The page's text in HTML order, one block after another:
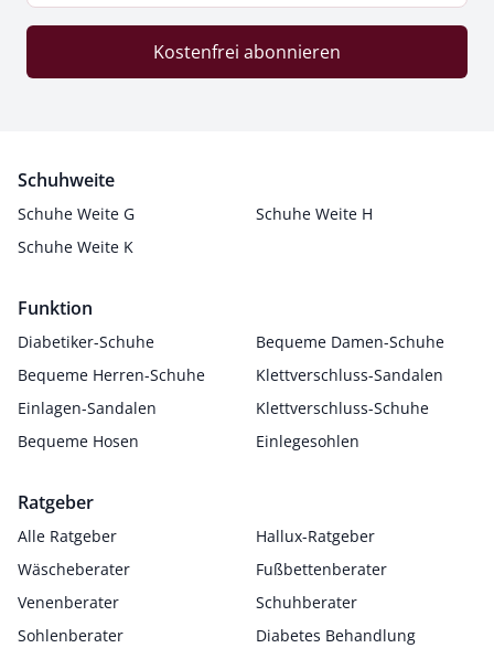
Kostenfrei abonnieren
Schuhweite
Schuhe Weite G
Schuhe Weite H
Schuhe Weite K
Funktion
Diabetiker-Schuhe
Bequeme Damen-Schuhe
Bequeme Herren-Schuhe
Klettverschluss-Sandalen
Einlagen-Sandalen
Klettverschluss-Schuhe
Bequeme Hosen
Einlegesohlen
Ratgeber
Alle Ratgeber
Hallux-Ratgeber
Wäscheberater
Fußbettenberater
Venenberater
Schuhberater
Sohlenberater
Diabetes Behandlung